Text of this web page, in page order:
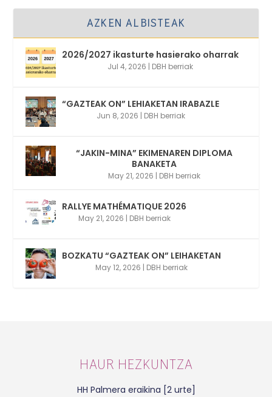
AZKEN ALBISTEAK
2026/2027 ikasturte hasierako oharrak
Jul 4, 2026 | DBH berriak
“GAZTEAK ON” LEHIAKETAN IRABAZLE
Jun 8, 2026 | DBH berriak
“JAKIN-MINA” EKIMENAREN DIPLOMA
BANAKETA
May 21, 2026 | DBH berriak
RALLYE MATHÉMATIQUE 2026
May 21, 2026 | DBH berriak
BOZKATU “GAZTEAK ON” LEIHAKETAN
May 12, 2026 | DBH berriak
HAUR HEZKUNTZA
HH Palmera eraikina [2 urte]